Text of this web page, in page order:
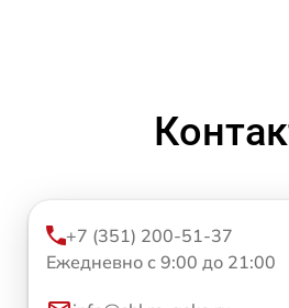
+7 (351) 200-51-37
Ежедневно с 9:00 до 21:00